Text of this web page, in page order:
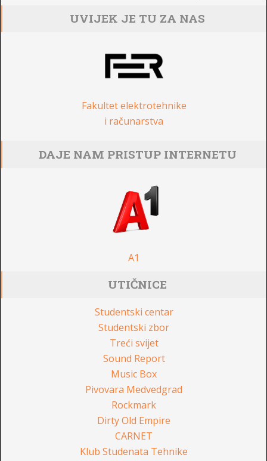
UVIJEK JE TU ZA NAS
Fakultet elektrotehnike
i računarstva
DAJE NAM PRISTUP INTERNETU
A1
UTIČNICE
Studentski centar
Studentski zbor
Treći svijet
Sound Report
Music Box
Pivovara Medvedgrad
Rockmark
Dirty Old Empire
CARNET
Klub Studenata Tehnike